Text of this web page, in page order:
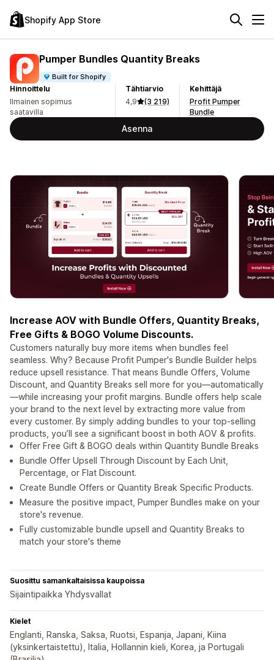
Shopify App Store
Pumper Bundles Quantity Breaks
Built for Shopify
Hinnoittelu
Ilmainen sopimus
saatavilla
Tähtiarvio
4,9
(3 219)
Kehittäjä
Profit Pumper
Bundle
Asenna
Increase AOV with Bundle Offers, Quantity Breaks,
Free Gifts & BOGO Volume Discounts.
Customers naturally buy more items when bundles feel
seamless. Why? Because Profit Pumper's Bundle Builder helps
reduce upsell resistance. That means Bundle Offers, Volume
Discount, and Quantity Breaks sell more for you—automatically
—while increasing your profit margins. Bundle offers help scale
your brand to the next level by extracting more value from
every customer. By simply adding bundles to your top-selling
products, you’ll see a significant boost in both AOV & profits.
Offer Free Gift & BOGO deals within Quantity Bundle Breaks
Bundle Offer Upsell Through Discount by Each Unit,
Percentage, or Flat Discount.
Create Bundle Offers or Quantity Break Specific Products.
Measure the positive impact, Pumper Bundles make on your
store's revenue.
Fully customizable bundle upsell and Quantity Breaks to
match your store's theme
Suosittu samankaltaisissa kaupoissa
Sijaintipaikka Yhdysvallat
Kielet
Englanti, Ranska, Saksa, Ruotsi, Espanja, Japani, Kiina
(yksinkertaistettu), Italia, Hollannin kieli, Korea, ja Portugali